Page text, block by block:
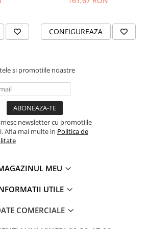
de seturi realizate, în peste 3
ușor, iar imaginile sunt cu titlu
CONFIGUREAZA
si promotiile noastre
newsletter cu promotiile
Afla mai multe in Politica de
MEU
UTILE
COMERCIALE